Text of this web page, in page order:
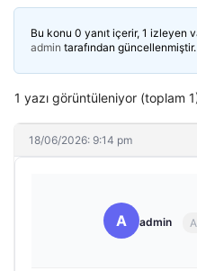
Bu konu 0 yanıt içerir, 1 izleyen
admin tarafından güncellenmiştir.
1 yazı görüntüleniyor (toplam
18/06/2026: 9:14 pm
A admin